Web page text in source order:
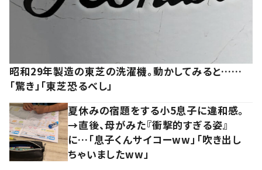
昭和29年製造の東芝の洗濯機。動かしてみると……
「驚き」「東芝恐るべし」
夏休みの宿題をする小5息子に違和感。
→直後、母がみた『衝撃的すぎる姿』
に…「息子くんサイコーww」「吹き出し
ちゃいましたww」